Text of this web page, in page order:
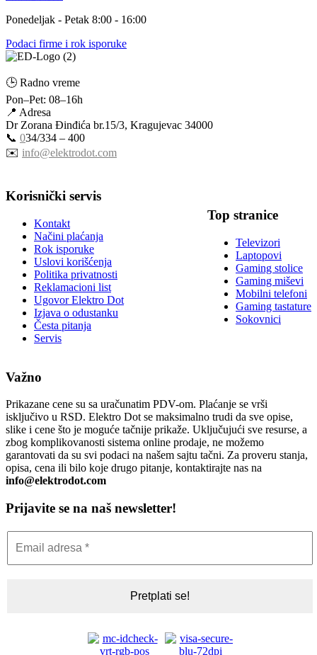
Ponedeljak - Petak 8:00 - 16:00
Podaci firme i rok isporuke
🕒 Radno vreme
Pon–Pet: 08–16h
📍 Adresa
Dr Zorana Đinđića br.15/3, Kragujevac 34000
📞 034/334 – 400
✉️ info@elektrodot.com
Korisnički servis
Kontakt
Načini plaćanja
Rok isporuke
Uslovi korišćenja
Politika privatnosti
Reklamacioni list
Ugovor Elektro Dot
Izjava o odustanku
Česta pitanja
Servis
Top stranice
Televizori
Laptopovi
Gaming stolice
Gaming miševi
Mobilni telefoni
Gaming tastature
Sokovnici
Važno
Prikazane cene su sa uračunatim PDV-om. Plaćanje se vrši
isključivo u RSD. Elektro Dot se maksimalno trudi da sve opise,
slike i cene što je moguće tačnije prikaže. Uključujući sve resurse, a
zbog komplikovanosti sistema online prodaje, ne možemo
garantovati da su svi podaci na našem sajtu tačni. Za proveru stanja,
opisa, cena ili bilo koje drugo pitanje, kontaktirajte nas na
info@elektrodot.com
Prijavite se na naš newsletter!